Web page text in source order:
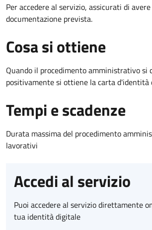
Per accedere al servizio, assicurati di
documentazione prevista.
Cosa si ottiene
Quando il procedimento amministrativo si
positivamente si ottiene la carta d'identità
Tempi e scadenze
Durata massima del procedimento
lavorativi
Accedi al servizio
Puoi accedere al servizio direttamente
tua identità digitale